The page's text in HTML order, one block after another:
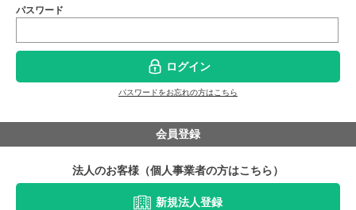
パスワード
ログイン
パスワードをお忘れの方はこちら
会員登録
法人のお客様（個人事業者の方はこちら）
新規法人登録